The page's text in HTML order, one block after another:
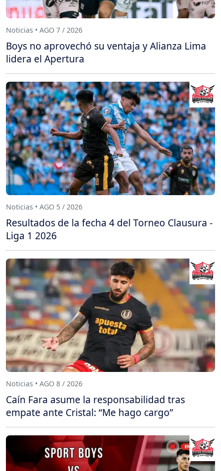
Noticias • AGO 7 / 2026
Boys no aprovechó su ventaja y Alianza Lima
lidera el Apertura
Noticias • AGO 5 / 2026
Resultados de la fecha 4 del Torneo Clausura -
Liga 1 2026
Noticias • AGO 8 / 2026
Caín Fara asume la responsabilidad tras
empate ante Cristal: “Me hago cargo”